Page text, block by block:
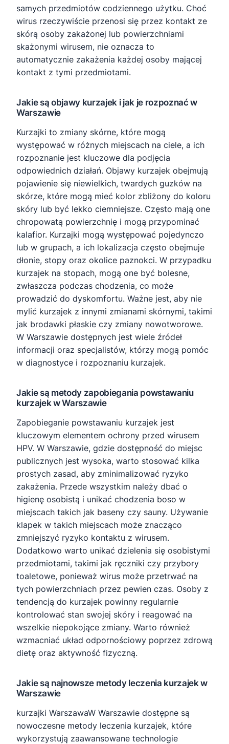
samych przedmiotów codziennego użytku. Choć
wirus rzeczywiście przenosi się przez kontakt ze
skórą osoby zakażonej lub powierzchniami
skażonymi wirusem, nie oznacza to
automatycznie zakażenia każdej osoby mającej
kontakt z tymi przedmiotami.
Jakie są objawy kurzajek i jak je rozpoznać w
Warszawie
Kurzajki to zmiany skórne, które mogą
występować w różnych miejscach na ciele, a ich
rozpoznanie jest kluczowe dla podjęcia
odpowiednich działań. Objawy kurzajek obejmują
pojawienie się niewielkich, twardych guzków na
skórze, które mogą mieć kolor zbliżony do koloru
skóry lub być lekko ciemniejsze. Często mają one
chropowatą powierzchnię i mogą przypominać
kalafior. Kurzajki mogą występować pojedynczo
lub w grupach, a ich lokalizacja często obejmuje
dłonie, stopy oraz okolice paznokci. W przypadku
kurzajek na stopach, mogą one być bolesne,
zwłaszcza podczas chodzenia, co może
prowadzić do dyskomfortu. Ważne jest, aby nie
mylić kurzajek z innymi zmianami skórnymi, takimi
jak brodawki płaskie czy zmiany nowotworowe.
W Warszawie dostępnych jest wiele źródeł
informacji oraz specjalistów, którzy mogą pomóc
w diagnostyce i rozpoznaniu kurzajek.
Jakie są metody zapobiegania powstawaniu
kurzajek w Warszawie
Zapobieganie powstawaniu kurzajek jest
kluczowym elementem ochrony przed wirusem
HPV. W Warszawie, gdzie dostępność do miejsc
publicznych jest wysoka, warto stosować kilka
prostych zasad, aby zminimalizować ryzyko
zakażenia. Przede wszystkim należy dbać o
higienę osobistą i unikać chodzenia boso w
miejscach takich jak baseny czy sauny. Używanie
klapek w takich miejscach może znacząco
zmniejszyć ryzyko kontaktu z wirusem.
Dodatkowo warto unikać dzielenia się osobistymi
przedmiotami, takimi jak ręczniki czy przybory
toaletowe, ponieważ wirus może przetrwać na
tych powierzchniach przez pewien czas. Osoby z
tendencją do kurzajek powinny regularnie
kontrolować stan swojej skóry i reagować na
wszelkie niepokojące zmiany. Warto również
wzmacniać układ odpornościowy poprzez zdrową
dietę oraz aktywność fizyczną.
Jakie są najnowsze metody leczenia kurzajek w
Warszawie
kurzajki WarszawaW Warszawie dostępne są
nowoczesne metody leczenia kurzajek, które
wykorzystują zaawansowane technologie